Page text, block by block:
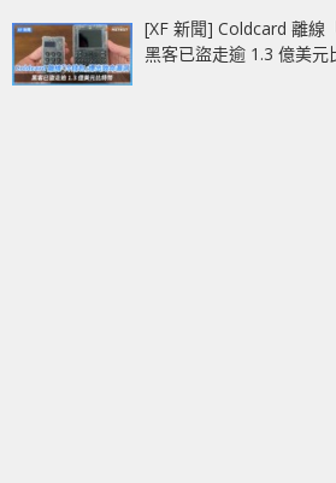
[XF 新聞] Coldcard 離線
黑客已盜走逾 1.3 億美元